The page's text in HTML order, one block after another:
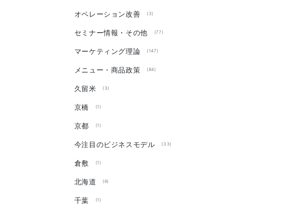
オペレーション改善 (3)
セミナー情報・その他 (77)
マーケティング理論 (147)
メニュー・商品政策 (84)
久留米 (3)
京橋 (1)
京都 (1)
今注目のビジネスモデル (33)
倉敷 (1)
北海道 (6)
千葉 (1)